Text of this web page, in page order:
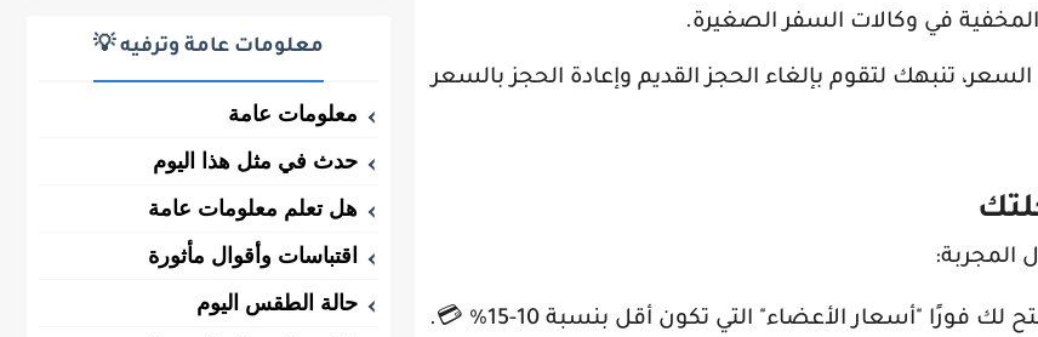
في وكالات السفر الصغيرة.
تنبهك لتقوم بإلغاء الحجز القديم وإعادة الحجز بالسعر
المجربة:
فورًا "أسعار الأعضاء" التي تكون أقل بنسبة 10-15% 💳.
معلومات عامة وترفيه 💡
معلومات عامة
حدث في مثل هذا اليوم
هل تعلم معلومات عامة
اقتباسات وأقوال مأثورة
حالة الطقس اليوم